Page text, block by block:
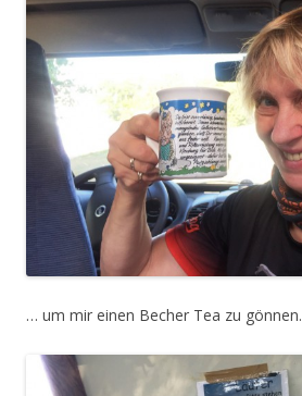
… um mir einen Becher Tea zu gönnen.